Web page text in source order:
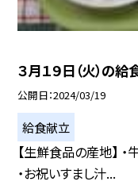
３月１９日（火）の給
公開日 2024/03/19
給食献立
【生鮮食品の産地】 ・
・お祝いすまし汁...